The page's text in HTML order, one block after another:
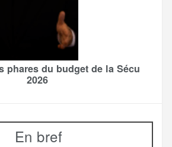
phares du budget de la Sécu
2026
En bref